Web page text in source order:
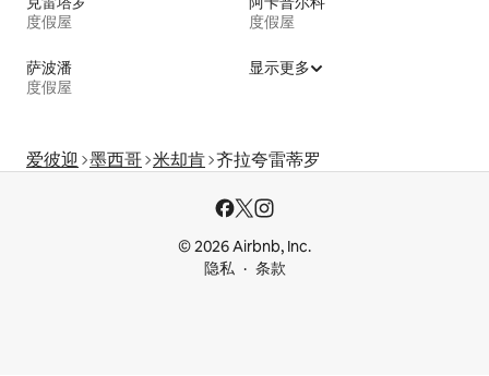
度假屋
度假屋
萨波潘
度假屋
显示更多
爱彼迎 墨西哥 米却肯 齐拉夸雷蒂罗
© 2026 Airbnb, Inc.
隐私
条款